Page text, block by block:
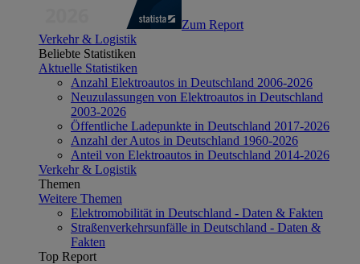
Zum Report
Verkehr & Logistik
Beliebte Statistiken
Aktuelle Statistiken
Anzahl Elektroautos in Deutschland 2006-2026
Neuzulassungen von Elektroautos in Deutschland
2003-2026
Öffentliche Ladepunkte in Deutschland 2017-2026
Anzahl der Autos in Deutschland 1960-2026
Anteil von Elektroautos in Deutschland 2014-2026
Verkehr & Logistik
Themen
Weitere Themen
Elektromobilität in Deutschland - Daten & Fakten
Straßenverkehrsunfälle in Deutschland - Daten &
Fakten
Top Report